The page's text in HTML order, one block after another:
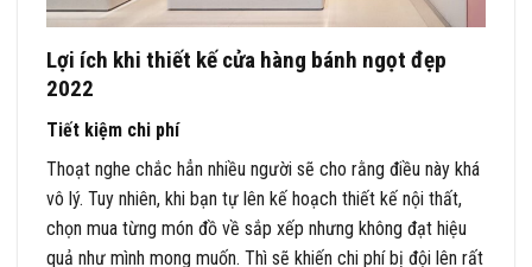
Lợi ích khi thiết kế cửa hàng bánh ngọt đẹp
2022
Tiết kiệm chi phí
Thoạt nghe chắc hẳn nhiều người sẽ cho rằng điều này khá
vô lý. Tuy nhiên, khi bạn tự lên kế hoạch thiết kế nội thất,
chọn mua từng món đồ về sắp xếp nhưng không đạt hiệu
quả như mình mong muốn. Thì sẽ khiến chi phí bị đội lên rất